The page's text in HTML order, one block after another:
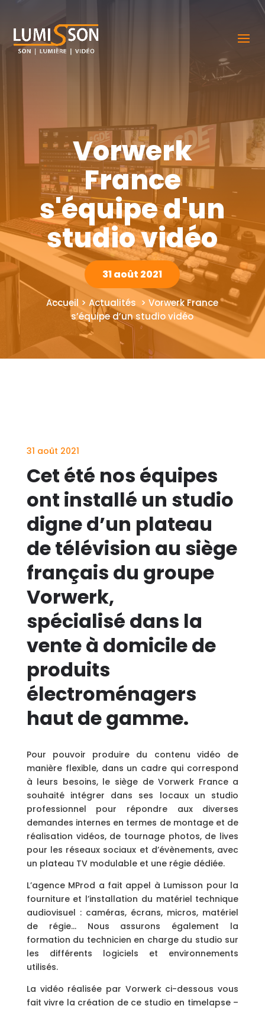
Vorwerk
France
s'équipe d'un
studio vidéo
31 août 2021
Accueil > Actualités > Vorwerk France
s’équipe d’un studio vidéo
31 août 2021
Cet été nos équipes
ont installé un studio
digne d’un plateau
de télévision au siège
français du groupe
Vorwerk,
spécialisé dans la
vente à domicile de
produits
électroménagers
haut de gamme.
Pour pouvoir produire du contenu vidéo de
manière flexible, dans un cadre qui correspond
à leurs besoins, le siège de Vorwerk France a
souhaité intégrer dans ses locaux un studio
professionnel pour répondre aux diverses
demandes internes en termes de montage et de
réalisation vidéos, de tournage photos, de lives
pour les réseaux sociaux et d’évènements,avec
un plateau TV modulable et une régie dédiée.
L’agence MProd a fait appel à Lumisson pour la
fourniture et l’installation du matériel technique
audiovisuel : caméras, écrans, micros, matériel
de régie… Nous assurons également la
formation du technicien en charge du studio sur
les différents logiciels et environnements
utilisés.
La vidéo réalisée par Vorwerk ci-dessous vous
fait vivre la création de ce studio en timelapse –